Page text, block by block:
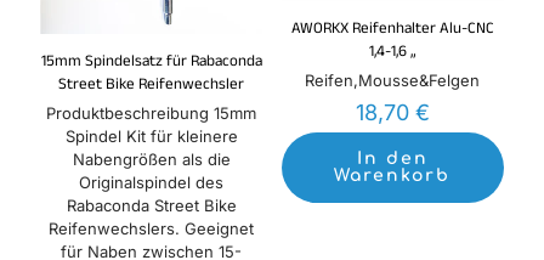
15mm Spindelsatz für Rabaconda
Street Bike Reifenwechsler
Produktbeschreibung 15mm
Spindel Kit für kleinere
Nabengrößen als die
Originalspindel des
Rabaconda Street Bike
Reifenwechslers. Geeignet
für Naben zwischen 15-
AWORKX Reifenhalter Alu-CNC
1,4-1,6 „
Reifen,Mousse&Felgen
18,70 €
In den
Warenkorb